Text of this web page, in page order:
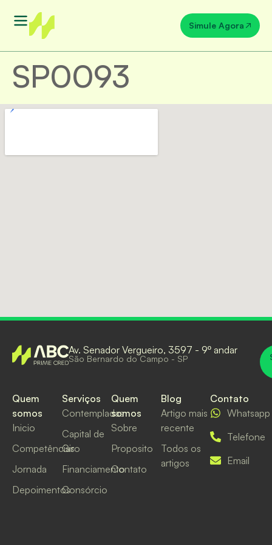
Simule Agora
SP0093
Av. Senador Vergueiro, 3597 - 9º andar
São Bernardo do Campo - SP
Quem
somos
Inicio
Competências
Jornada
Depoimentos
Serviços
Contempladas
Capital de
Giro
Financiamento
Consórcio
Quem
somos
Sobre
Proposito
Contato
Blog
Artigo mais
recente
Todos os
artigos
Contato
Whatsapp
Telefone
Email